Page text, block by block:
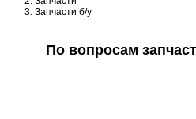
Запчасти б/у
По вопросам